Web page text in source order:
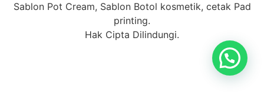
Sablon Pot Cream, Sablon Botol kosmetik, cetak Pad
printing.
Hak Cipta Dilindungi.